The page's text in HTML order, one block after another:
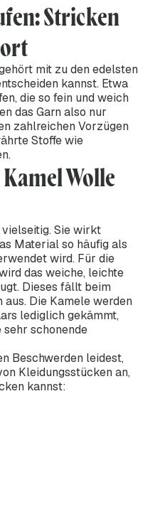
Stricken
mit zu den edelsten
kannst. Etwa
die so fein und weich
das Garn also nur
zahlreichen Vorzügen
Stoffe wie
Wolle
Sie wirkt
Material so häufig als
wird. Für die
das weiche, leichte
Dieses fällt beim
Die Kamele werden
lediglich gekämmt,
schonende
Beschwerden leidest,
Kleidungsstücken an,
kannst: